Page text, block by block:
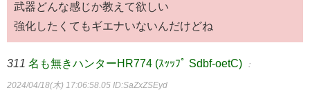
武器どんな感じか教えて欲しい
強化したくてもギエナいないんだけどね
311 名も無きハンターHR774 (ｽｯｯﾌﾟ Sdbf-oetC) ：
2024/04/18(木) 17:06:58.05 ID:SaZxZSEyd